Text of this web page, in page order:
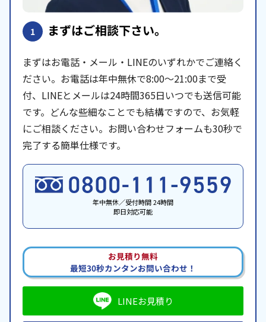
1 まずはご相談下さい。
まずはお電話・メール・LINEのいずれかでご連絡く
ださい。お電話は年中無休で8:00〜21:00まで受
付、LINEとメールは24時間365日いつでも送信可能
です。どんな些細なことでも結構ですので、お気軽
にご相談ください。お問い合わせフォームも30秒で
完了する簡単仕様です。
年中無休／受付時間 24時間
即日対応可能
お見積り無料
最短30秒カンタンお問い合わせ！
LINEお見積り